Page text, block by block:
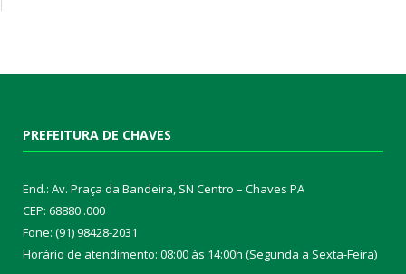
PREFEITURA DE CHAVES
End.: Av. Praça da Bandeira, SN Centro – Chaves PA
CEP: 68880 .000
Fone: (91) 98428-2031
Horário de atendimento: 08:00 às 14:00h (Segunda a Sexta-Feira)